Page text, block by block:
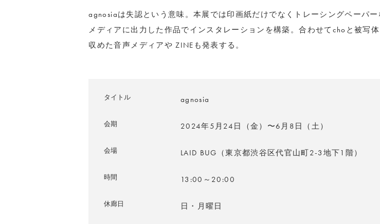
agnosiaは失認という意味。本展では印画紙だけでなくトレーシングペーパー
メディアに出力した作品でインスタレーションを構築。合わせてchoと被写
収めた音声メディアや ZINEも発表する。
タイトル agnosia
会期 2024年5月24日（金）〜6月8日（土）
会場 LAID BUG（東京都渋谷区代官山町2-3地下1階）
時間 13:00～20:00
休廊日 日・月曜日